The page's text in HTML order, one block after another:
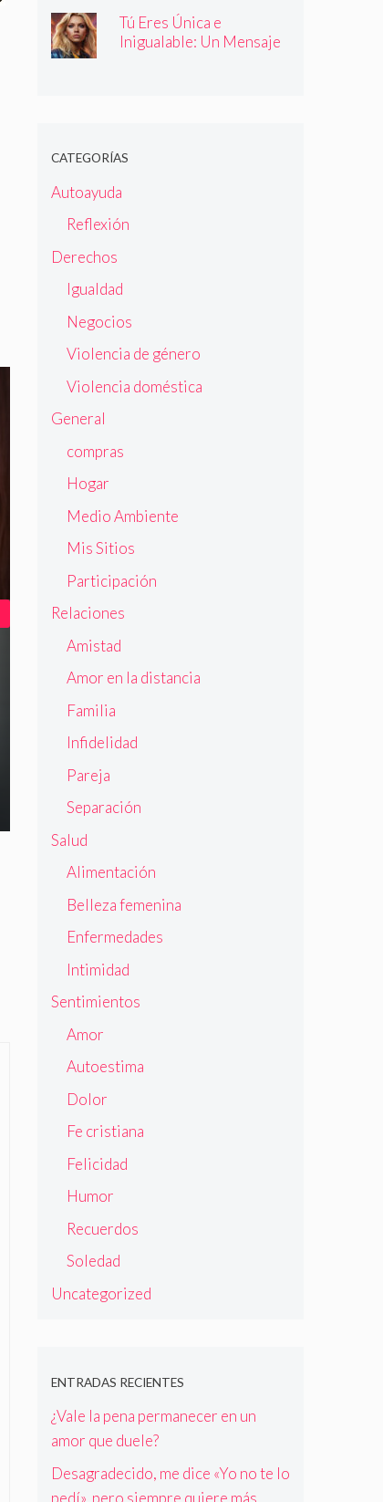
de Callar
Tú Eres Única e
Inigualable: Un Mensaje
CATEGORÍAS
Autoayuda
Reflexión
Derechos
Igualdad
Negocios
Violencia de género
Violencia doméstica
General
compras
Hogar
Medio Ambiente
Mis Sitios
Participación
Relaciones
Amistad
Amor en la distancia
Familia
Infidelidad
Pareja
Separación
Salud
Alimentación
Belleza femenina
Enfermedades
Intimidad
Sentimientos
Amor
Autoestima
Dolor
Fe cristiana
Felicidad
Humor
Recuerdos
Soledad
Uncategorized
ENTRADAS RECIENTES
¿Vale la pena permanecer en un
amor que duele?
Desagradecido, me dice «Yo no te lo
pedí», pero siempre quiere más